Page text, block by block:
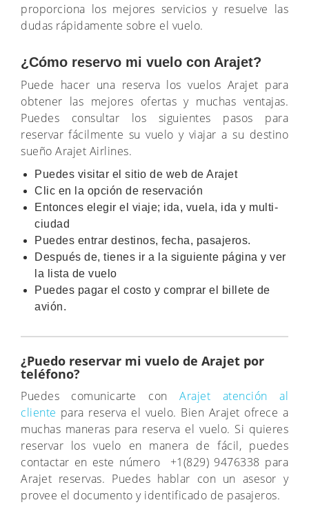
proporciona los mejores servicios y resuelve las
dudas rápidamente sobre el vuelo.
¿Cómo reservo mi vuelo con Arajet?
Puede hacer una reserva los vuelos Arajet para
obtener las mejores ofertas y muchas ventajas.
Puedes consultar los siguientes pasos para
reservar fácilmente su vuelo y viajar a su destino
sueño Arajet Airlines.
Puedes visitar el sitio de web de Arajet
Clic en la opción de reservación
Entonces elegir el viaje; ida, vuela, ida y multi-
ciudad
Puedes entrar destinos, fecha, pasajeros.
Después de, tienes ir a la siguiente página y ver
la lista de vuelo
Puedes pagar el costo y comprar el billete de
avión.
¿Puedo reservar mi vuelo de Arajet por
teléfono?
Puedes comunicarte conArajet atención al
cliente para reserva el vuelo. Bien Arajet ofrece a
muchas maneras para reserva el vuelo. Si quieres
reservar los vuelo en manera de fácil, puedes
contactar en este número +1(829) 9476338 para
Arajet reservas. Puedes hablar con un asesor y
provee el documento y identificado de pasajeros.